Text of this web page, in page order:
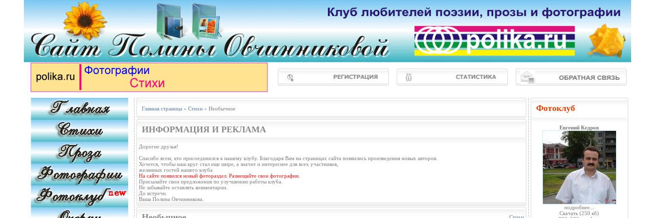
Главная страница » Стихи» Необычное
ИНФОРМАЦИЯ И РЕКЛАМА
Дорогие друзья!
Спасибо всем, кто присоединился к нашему клубу. Благодаря Вам на страницах сайта появились произведения новых авторов.
Хочется, чтобы наш круг стал еще шире, а значит и интереснее для всех участников,
желанных гостей нашего клуба.
На сайте появился новый фотораздел. Размещайте свои фотографии.
Присылайте свои предложения по улучшению работы клуба.
Не забывайте оставлять комментарии.
До встречи.
Ваша Полина Овчинникова.
Фотоклуб
Евгений Кедров
подробнее...
Скачать (250 кб)